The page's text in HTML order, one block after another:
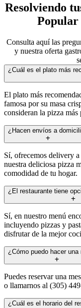
Resolviendo
Popular
Consulta aquí las
y nuestra oferta
¿Cuál es el plato más
El plato más
famosa por su masa
consideran la pizza
¿Hacen envíos a
Sí, ofrecemos delivery
nuestra deliciosa pizza
comodidad de tu hogar.
¿El restaurante tiene
Sí, en nuestro menú
incluyendo pizzas y
disfrutar de la mejor
¿Cómo puedo hacer una
Puedes reservar una
o llamarnos al (305)
¿Cuál es el horario del